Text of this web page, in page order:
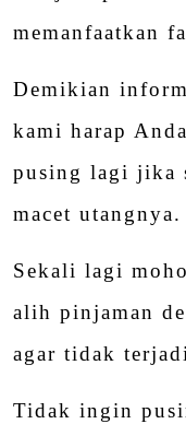
memanfaatkan
Demikian
kami harap
pusing lagi jika
macet utangnya.
Sekali lagi
alih pinjaman
agar tidak
Tidak ingin